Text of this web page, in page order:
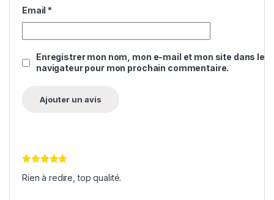
Email *
Enregistrer mon nom, mon e-mail et mon site dans le
navigateur pour mon prochain commentaire.
5
Rien à redire, top qualité.